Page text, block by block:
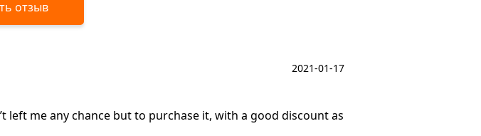
отзыв
2021-01-17
me any chance but to purchase it, with a good discount as